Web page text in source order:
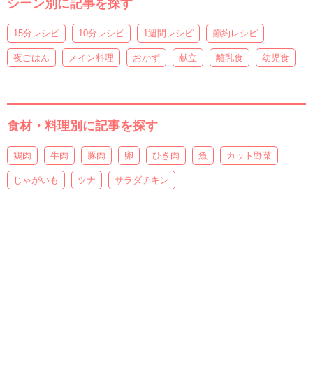
シーン別に記事を探す
15分レシピ 10分レシピ 1週間レシピ 節約レシピ
夜ごはん メイン料理 おかず 献立 離乳食 幼児食
食材・料理別に記事を探す
鶏肉 牛肉 豚肉 卵 ひき肉 魚 カット野菜
じゃがいも ツナ サラダチキン